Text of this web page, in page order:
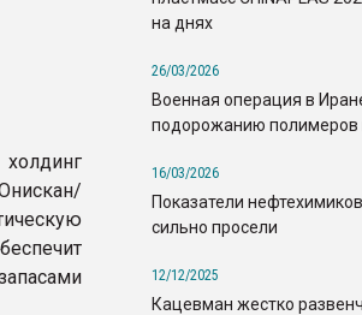
на днях
26/03/2026
Военная операция в
подорожанию полимеров
16/03/2026
Показатели
сильно просели
12/12/2025
Кацевман жестко